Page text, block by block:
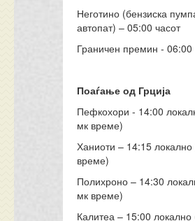
Неготино (бензиска
автопат) – 05:00 часот
Граничен премин - 06:00
Поаѓање од Грција
Пефкохори - 14:00
мк време)
Ханиоти – 14:15
време)
Полихроно – 14:30
мк време)
Калитеа – 15:00